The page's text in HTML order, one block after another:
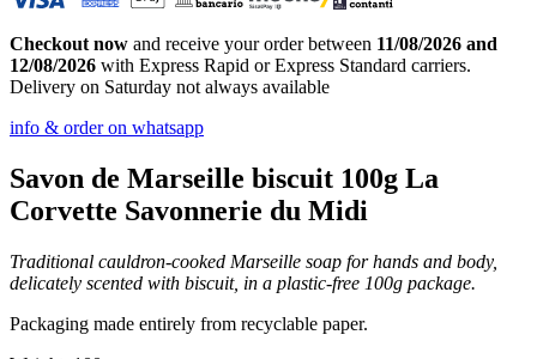
Checkout now and receive your order between 11/08/2026 and
12/08/2026 with Express Rapid or Express Standard carriers.
Delivery on Saturday not always available
info & order on whatsapp
Savon de Marseille biscuit 100g La
Corvette Savonnerie du Midi
Traditional cauldron-cooked Marseille soap for hands and body,
delicately scented with biscuit, in a plastic-free 100g package.
Packaging made entirely from recyclable paper.